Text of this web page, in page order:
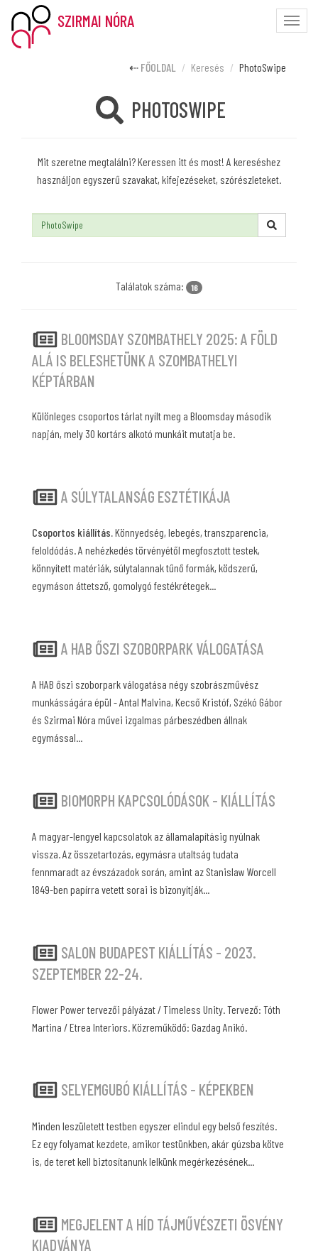
Toggle
SZIRMAI NÓRA
FŐOLDAL Keresés PhotoSwipe
PHOTOSWIPE
Mit szeretne megtalálni? Keressen itt és most! A kereséshez
használjon egyszerű szavakat, kifejezéseket, szórészleteket.
Találatok száma: 16
BLOOMSDAY SZOMBATHELY 2025: A FÖLD
ALÁ IS BELESHETÜNK A SZOMBATHELYI
KÉPTÁRBAN
Különleges csoportos tárlat nyílt meg a Bloomsday második
napján, mely 30 kortárs alkotó munkáit mutatja be.
A SÚLYTALANSÁG ESZTÉTIKÁJA
Csoportos kiállítás.Könnyedség, lebegés, transzparencia,
feloldódás. A nehézkedés törvényétől megfosztott testek,
könnyített matériák, súlytalannak tűnő formák, ködszerű,
egymáson áttetsző, gomolygó festékrétegek...
A HAB ŐSZI SZOBORPARK VÁLOGATÁSA
A HAB őszi szoborpark válogatása négy szobrászművész
munkásságára épül - Antal Malvina, Kecső Kristóf, Székó Gábor
és Szirmai Nóra művei izgalmas párbeszédben állnak
egymással...
BIOMORPH KAPCSOLÓDÁSOK - KIÁLLÍTÁS
A magyar-lengyel kapcsolatok az államalapításig nyúlnak
vissza. Az összetartozás, egymásra utaltság tudata
fennmaradt az évszázadok során, amint az Stanislaw Worcell
1849-ben papírra vetett sorai is bizonyítják...
SALON BUDAPEST KIÁLLÍTÁS - 2023.
SZEPTEMBER 22-24.
Flower Power tervezői pályázat / Timeless Unity. Tervező: Tóth
Martina / Etrea Interiors. Közreműködő: Gazdag Anikó.
SELYEMGUBÓ KIÁLLÍTÁS - KÉPEKBEN
Minden leszületett testben egyszer elindul egy belső feszítés.
Ez egy folyamat kezdete, amikor testünkben, akár gúzsba kötve
is, de teret kell biztosítanunk lelkünk megérkezésének...
MEGJELENT A HÍD TÁJMŰVÉSZETI ÖSVÉNY
KIADVÁNYA